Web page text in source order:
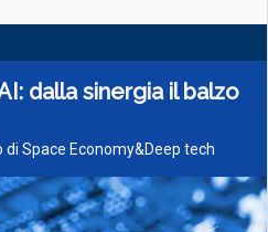
dalla sinergia il balzo
Space Economy&Deep tech